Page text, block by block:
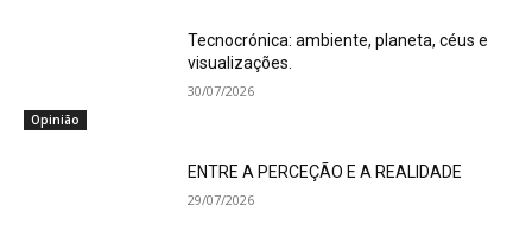
Opinião
Tecnocrónica: ambiente, planeta, céus e
visualizações.
30/07/2026
ENTRE A PERCEÇÃO E A REALIDADE
29/07/2026